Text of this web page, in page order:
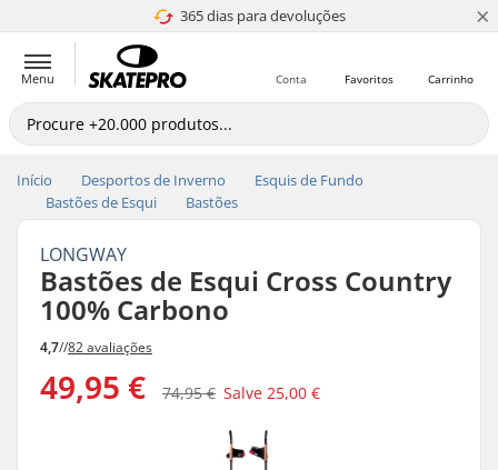
365 dias para devoluções
4.8 de 5 ×
Menu Carrinho
Favoritos
Conta
Início Desportos de Inverno
Esquis de Fundo
Bastões de Esqui
Bastões
LONGWAY
Bastões de Esqui Cross Country
100% Carbono
4,7//82 avaliações
49,95 € 74,95 € Salve 25,00 €